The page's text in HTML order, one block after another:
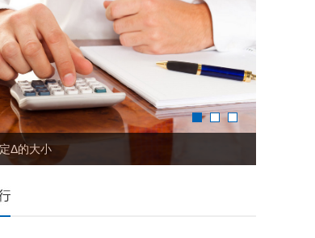
同——文章表格中应该提供“率”还是“构成比”